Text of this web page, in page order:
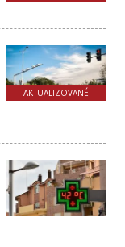
AKTUALIZOVANÉ